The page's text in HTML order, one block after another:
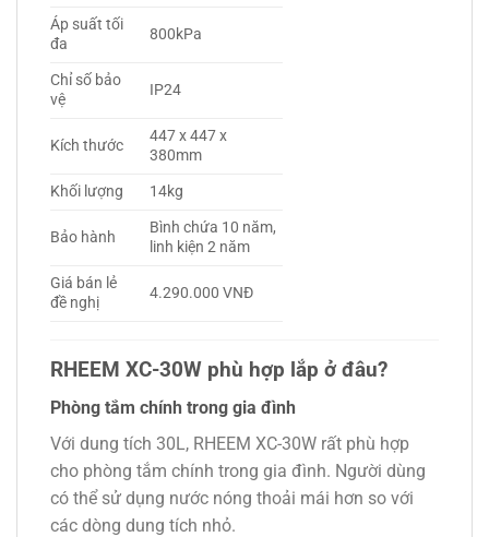
Áp suất tối
đa
800kPa
Chỉ số bảo
vệ
IP24
Kích thước
447 x 447 x
380mm
Khối lượng
14kg
Bảo hành
Bình chứa 10 năm,
linh kiện 2 năm
Giá bán lẻ
đề nghị
4.290.000 VNĐ
RHEEM XC-30W phù hợp lắp ở đâu?
Phòng tắm chính trong gia đình
Với dung tích 30L, RHEEM XC-30W rất phù hợp
cho phòng tắm chính trong gia đình. Người dùng
có thể sử dụng nước nóng thoải mái hơn so với
các dòng dung tích nhỏ.